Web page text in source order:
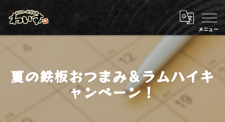
夏の鉄板おつまみ＆ラムハイキ
ャンペーン！